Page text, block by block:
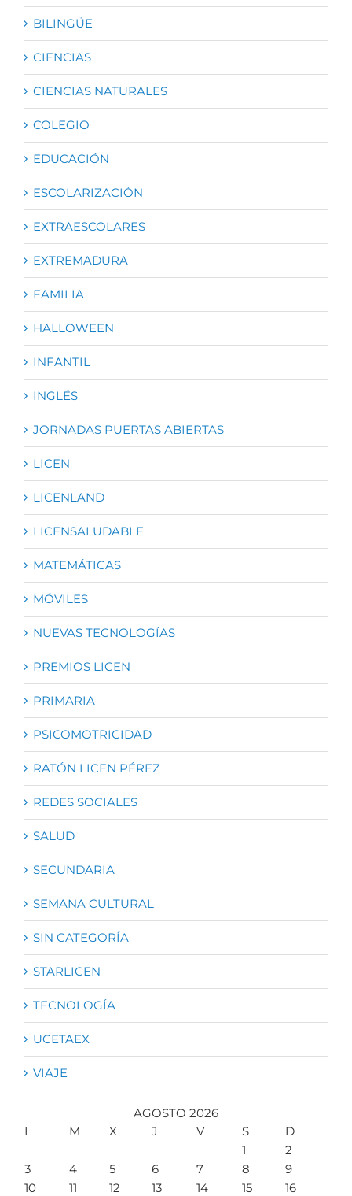
BILINGÜE
CIENCIAS
CIENCIAS NATURALES
COLEGIO
EDUCACIÓN
ESCOLARIZACIÓN
EXTRAESCOLARES
EXTREMADURA
FAMILIA
HALLOWEEN
INFANTIL
INGLÉS
JORNADAS PUERTAS ABIERTAS
LICEN
LICENLAND
LICENSALUDABLE
MATEMÁTICAS
MÓVILES
NUEVAS TECNOLOGÍAS
PREMIOS LICEN
PRIMARIA
PSICOMOTRICIDAD
RATÓN LICEN PÉREZ
REDES SOCIALES
SALUD
SECUNDARIA
SEMANA CULTURAL
SIN CATEGORÍA
STARLICEN
TECNOLOGÍA
UCETAEX
VIAJE
AGOSTO 2026
L
M X J V S
D
1
2
3
4 5 6 7 8
9
10
11 12 13 14 15
16